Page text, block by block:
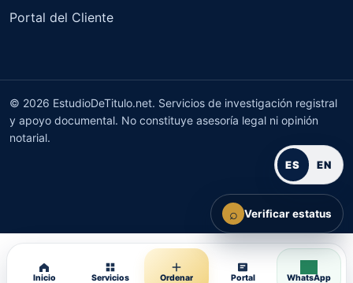
ES EN
Inicio Servicios Ordenar Portal WhatsApp
Portal del Cliente
© 2026 EstudioDeTitulo.net. Servicios de investigación registral
y apoyo documental. No constituye asesoría legal ni opinión
notarial.
⌕ Verificar estatus